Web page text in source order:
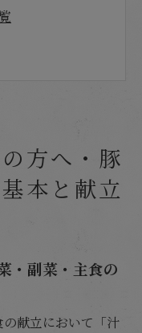
ずの簡単な時短
方へ・豚
本と献立
・副菜・主食の
献立において「汁